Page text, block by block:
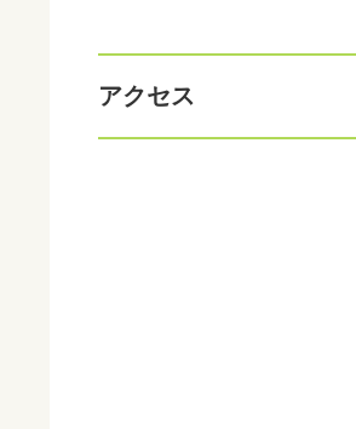
アクセス